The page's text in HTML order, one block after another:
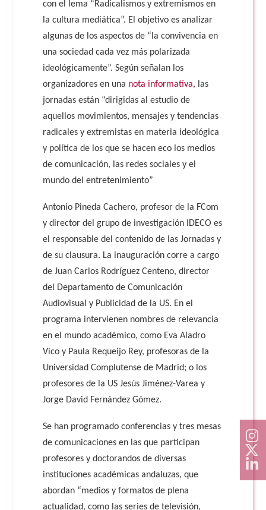
con el lema “Radicalismos y extremismos en
la cultura mediática”. El objetivo es analizar
algunas de los aspectos de “la convivencia en
una sociedad cada vez más polarizada
ideológicamente”. Según señalan los
organizadores en una nota informativa, las
jornadas están “dirigidas al estudio de
aquellos movimientos, mensajes y tendencias
radicales y extremistas en materia ideológica
y política de los que se hacen eco los medios
de comunicación, las redes sociales y el
mundo del entretenimiento”
Antonio Pineda Cachero, profesor de la FCom
y director del grupo de investigación IDECO es
el responsable del contenido de las Jornadas y
de su clausura. La inauguración corre a cargo
de Juan Carlos Rodríguez Centeno, director
del Departamento de Comunicación
Audiovisual y Publicidad de la US. En el
programa intervienen nombres de relevancia
en el mundo académico, como Eva Aladro
Vico y Paula Requeijo Rey, profesoras de la
Universidad Complutense de Madrid; o los
profesores de la US Jesús Jiménez-Varea y
Jorge David Fernández Gómez.
Se han programado conferencias y tres mesas
de comunicaciones en las que participan
profesores y doctorandos de diversas
instituciones académicas andaluzas, que
abordan “medios y formatos de plena
actualidad, como las series de televisión,